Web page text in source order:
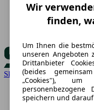
Skoda
Wir
finden,
Um Ihnen die
unseren Angeboten
Drittanbieter
(beides
„Cookies"), um
speichern und